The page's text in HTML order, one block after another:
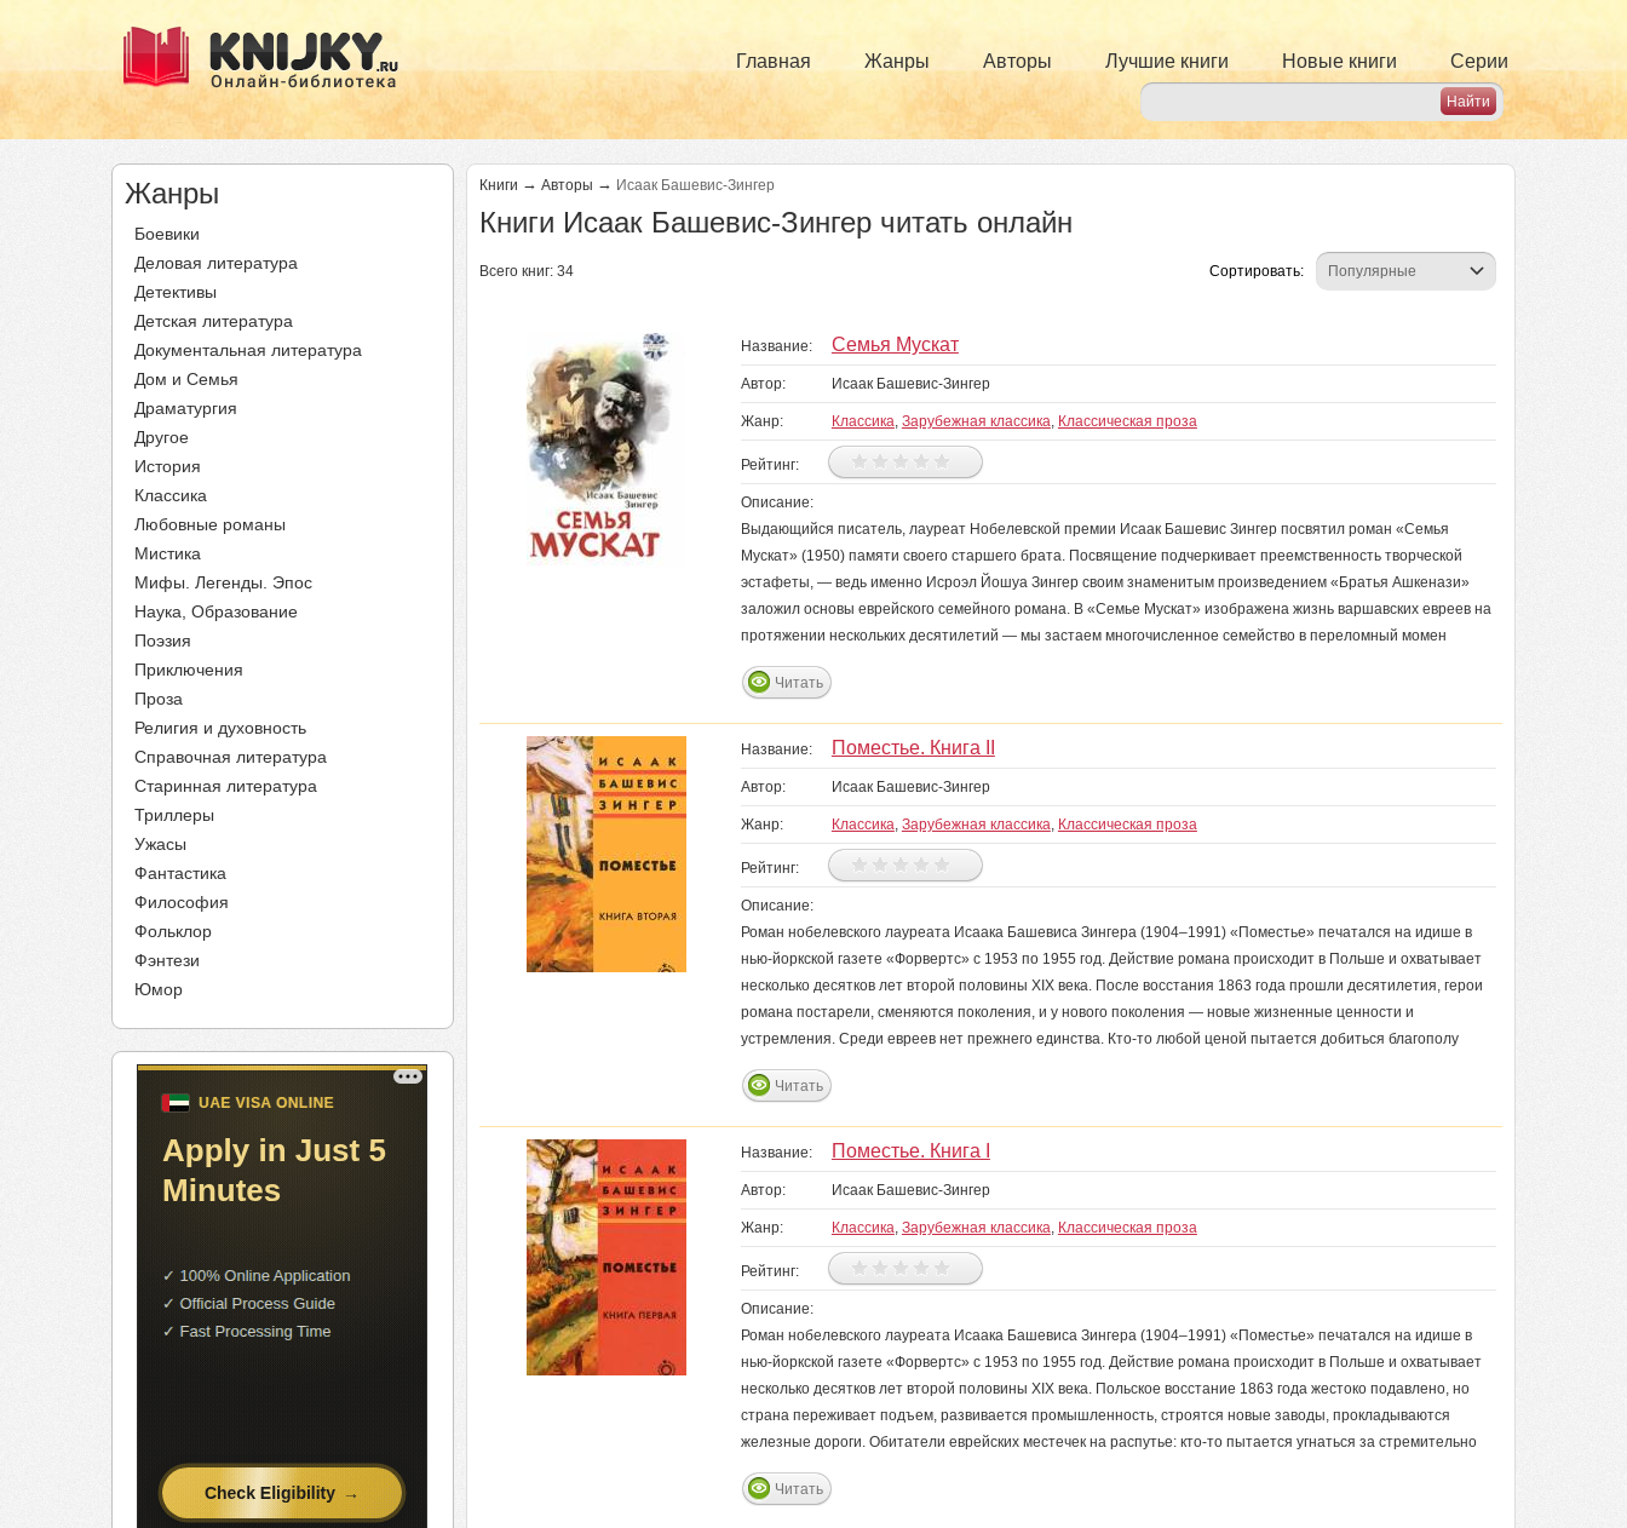
Главная Жанры Авторы Лучшие книги Новые книги Серии
Жанры
Боевики
Деловая литература
Детективы
Детская литература
Документальная литература
Дом и Семья
Драматургия
Другое
История
Классика
Любовные романы
Мистика
Мифы. Легенды. Эпос
Наука, Образование
Поэзия
Приключения
Проза
Религия и духовность
Справочная литература
Старинная литература
Триллеры
Ужасы
Фантастика
Философия
Фольклор
Фэнтези
Юмор
Книги → Авторы → Исаак Башевис-Зингер
Книги Исаак Башевис-Зингер читать онлайн
Всего книг: 34 Сортировать:
Название: Семья Мускат
Автор: Исаак Башевис-Зингер
Жанр: Классика, Зарубежная классика, Классическая проза
Рейтинг:
Описание:
Выдающийся писатель, лауреат Нобелевской премии Исаак Башевис Зингер посвятил роман «Семья
Мускат» (1950) памяти своего старшего брата. Посвящение подчеркивает преемственность творческой
эстафеты, — ведь именно Исроэл Йошуа Зингер своим знаменитым произведением «Братья Ашкенази»
заложил основы еврейского семейного романа. В «Семье Мускат» изображена жизнь варшавских евреев на
протяжении нескольких десятилетий — мы застаем многочисленное семейство в переломный момен
Читать
Название: Поместье. Книга II
Автор: Исаак Башевис-Зингер
Жанр: Классика, Зарубежная классика, Классическая проза
Рейтинг:
Описание:
Роман нобелевского лауреата Исаака Башевиса Зингера (1904–1991) «Поместье» печатался на идише в
нью-йоркской газете «Форвертс» с 1953 по 1955 год. Действие романа происходит в Польше и охватывает
несколько десятков лет второй половины XIX века. После восстания 1863 года прошли десятилетия, герои
романа постарели, сменяются поколения, и у нового поколения — новые жизненные ценности и
устремления. Среди евреев нет прежнего единства. Кто-то любой ценой пытается добиться благополу
Читать
Название: Поместье. Книга I
Автор: Исаак Башевис-Зингер
Жанр: Классика, Зарубежная классика, Классическая проза
Рейтинг:
Описание:
Роман нобелевского лауреата Исаака Башевиса Зингера (1904–1991) «Поместье» печатался на идише в
нью-йоркской газете «Форвертс» с 1953 по 1955 год. Действие романа происходит в Польше и охватывает
несколько десятков лет второй половины XIX века. Польское восстание 1863 года жестоко подавлено, но
страна переживает подъем, развивается промышленность, строятся новые заводы, прокладываются
железные дороги. Обитатели еврейских местечек на распутье: кто-то пытается угнаться за стремительно
Читать
Страницы